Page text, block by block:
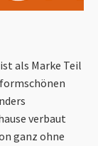
als Marke Teil
verbaut
ganz ohne